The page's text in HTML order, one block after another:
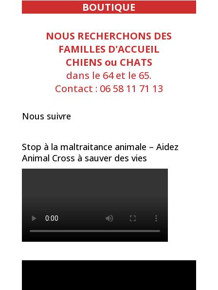
BOUTIQUE
NOUS RECHERCHONS DES
FAMILLES D'ACCUEIL
CHIENS ou CHATS
dans le 64 et le 65.
Contact : 06 58 11 71 13
Nous suivre
Stop à la maltraitance animale – Aidez
Animal Cross à sauver des vies